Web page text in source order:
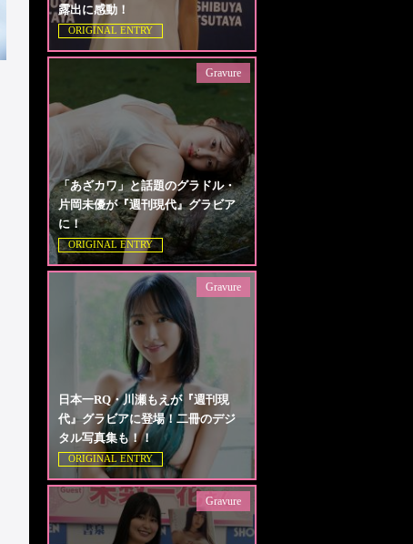
露出に感動！
ORIGINAL ENTRY
「あざカワ」と話題のグラドル・
片岡未優が『週刊現代』グラビア
に！
ORIGINAL ENTRY
Gravure
日本一RQ・川瀬もえが『週刊現
代』グラビアに登場！二冊のデジ
タル写真集も！！
ORIGINAL ENTRY
Gravure
Gravure